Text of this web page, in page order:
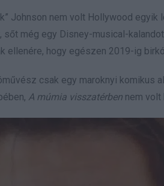
Johnson nem volt Hollywood egyik
még egy Disney-musical-
ellenére, hogy egészen 2019-ig
csak egy maroknyi komikus
A múmia visszatérben nem volt